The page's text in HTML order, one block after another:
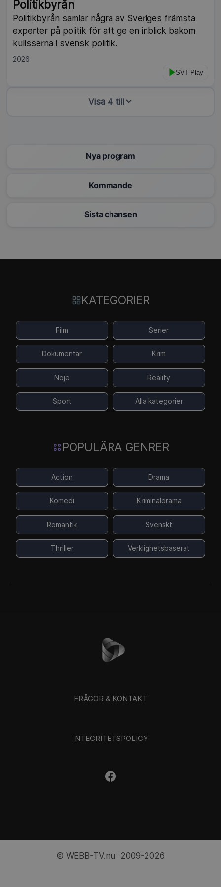
Politikbyrån
Politikbyrån samlar några av Sveriges främsta
experter på politik för att ge en inblick bakom
kulisserna i svensk politik.
2026
SVT Play
Visa 4 till
Nya program
Kommande
Sista chansen
KATEGORIER
Film Serier
Dokumentär Krim
Nöje Reality
Sport Alla kategorier
POPULÄRA GENRER
Action Drama
Komedi Kriminaldrama
Romantik Svenskt
Thriller Verklighetsbaserat
FRÅGOR & KONTAKT
INTEGRITETSPOLICY
© WEBB-TV.nu 2009-2026